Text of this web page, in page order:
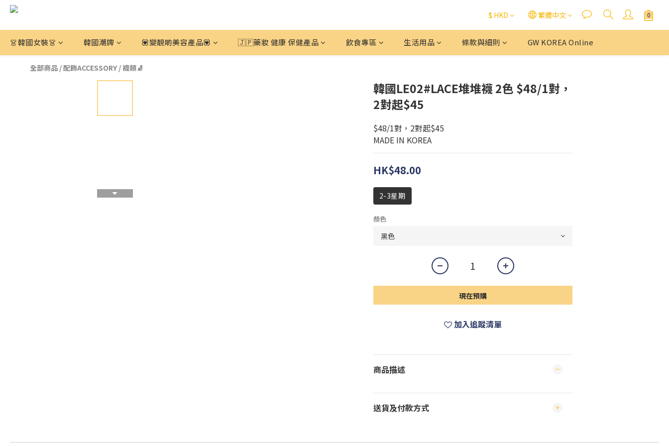
$ HKD 繁體中文
👗韓國女裝👗 韓國潮牌 💟變靚啲美容產品💟 🇯🇵藥妝 健康 保健產品 飲食專區 生活用品 條款與細則 GW KOREA Online
全部商品 /配飾ACCESSORY /襪類🧦
韓國LE02#LACE堆堆襪 2色 $48/1對，
2對起$45
$48/1對，2對起$45
MADE IN KOREA
HK$48.00
2-3星期
顏色
現在預購
加入追蹤清單
商品描述
送貨及付款方式